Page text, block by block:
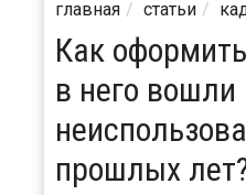
главная статьи
Как
в него вошли
прошлых